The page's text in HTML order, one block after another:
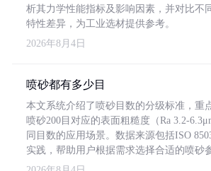
析其力学性能指标及影响因素，并对比不
特性差异，为工业选材提供参考。
2026年8月4日
喷砂都有多少目
本文系统介绍了喷砂目数的分级标准，重
喷砂200目对应的表面粗糙度（Ra 3.2-
同目数的应用场景。数据来源包括ISO
实践，帮助用户根据需求选择合适的喷砂